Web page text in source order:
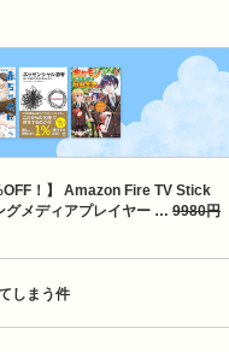
！】 Amazon Fire TV Stick
グメディアプレイヤー … 9980円
しまう件